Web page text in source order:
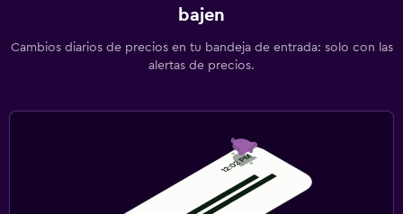
bajen
Cambios diarios de precios en tu bandeja de entrada: solo con las
alertas de precios.